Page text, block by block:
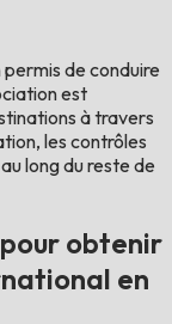
permis de conduire
est
à travers
les contrôles
long du reste de
obtenir
en